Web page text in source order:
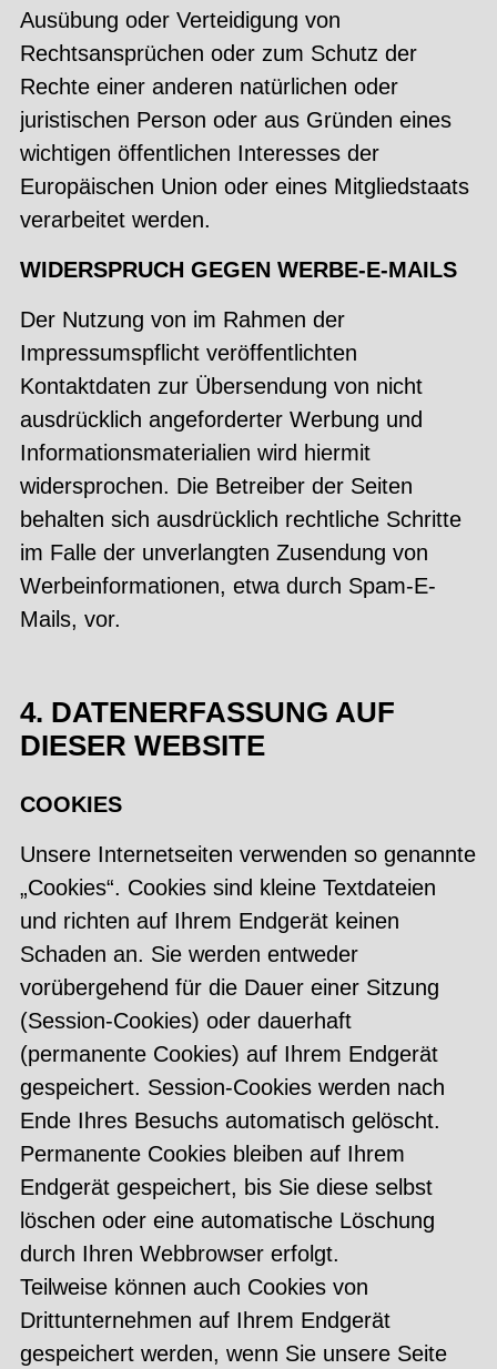
Ausübung oder Verteidigung von
Rechtsansprüchen oder zum Schutz der
Rechte einer anderen natürlichen oder
juristischen Person oder aus Gründen eines
wichtigen öffentlichen Interesses der
Europäischen Union oder eines Mitgliedstaats
verarbeitet werden.
WIDERSPRUCH GEGEN WERBE-E-MAILS
Der Nutzung von im Rahmen der
Impressumspflicht veröffentlichten
Kontaktdaten zur Übersendung von nicht
ausdrücklich angeforderter Werbung und
Informationsmaterialien wird hiermit
widersprochen. Die Betreiber der Seiten
behalten sich ausdrücklich rechtliche Schritte
im Falle der unverlangten Zusendung von
Werbeinformationen, etwa durch Spam-E-
Mails, vor.
4. DATENERFASSUNG AUF
DIESER WEBSITE
COOKIES
Unsere Internetseiten verwenden so genannte
„Cookies“. Cookies sind kleine Textdateien
und richten auf Ihrem Endgerät keinen
Schaden an. Sie werden entweder
vorübergehend für die Dauer einer Sitzung
(Session-Cookies) oder dauerhaft
(permanente Cookies) auf Ihrem Endgerät
gespeichert. Session-Cookies werden nach
Ende Ihres Besuchs automatisch gelöscht.
Permanente Cookies bleiben auf Ihrem
Endgerät gespeichert, bis Sie diese selbst
löschen oder eine automatische Löschung
durch Ihren Webbrowser erfolgt.
Teilweise können auch Cookies von
Drittunternehmen auf Ihrem Endgerät
gespeichert werden, wenn Sie unsere Seite